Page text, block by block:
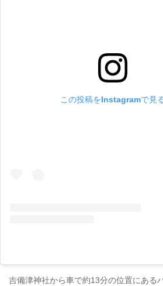
この投稿をInstagramで見
吉備津神社から車で約13分の位置にある